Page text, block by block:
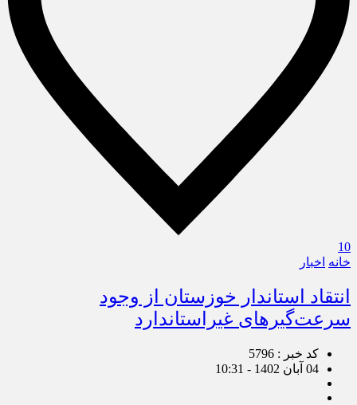
10
خانه اخبار
انتقاد استاندار خوزستان از وجود
سرعت‌گیرهای غیراستاندارد
کد خبر : 5796
04 آبان 1402 - 10:31